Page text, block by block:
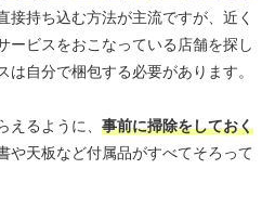
接持ち込む方法が主流ですが、近く
ービスをおこなっている店舗を探し
自分で梱包する必要があります。
えるように、 事前に掃除をしておく
や天板など付属品がすべてそろって